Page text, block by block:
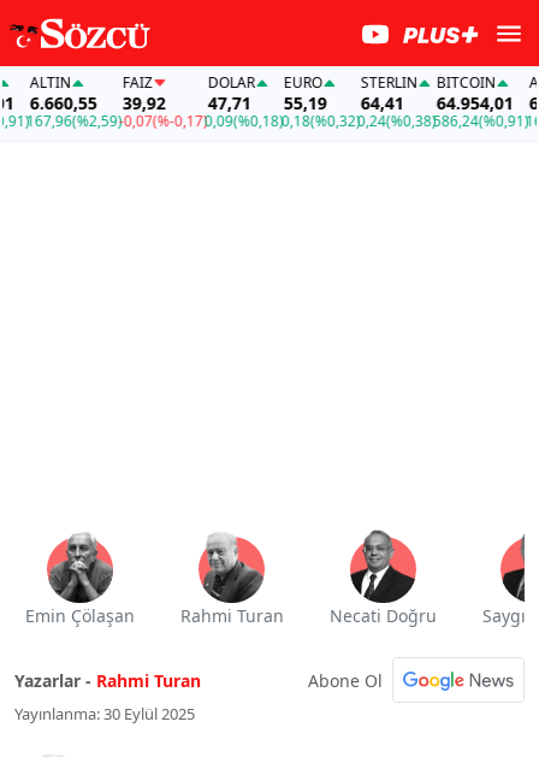
(%2,59)
FAİZ
39,92
-0,07(%-0,17)
DOLAR
47,71
0,09(%0,18)
EURO
55,19
0,18(%0,32)
STERLIN
64,41
0,24(%0,38)
BITCOIN
64.954,01
586,24(%0,91)
ALTIN
167,96
Emin Çölaşan Rahmi Turan Necati Doğru Saygı
Yazarlar - Rahmi Turan Abone Ol
Yayınlanma: 30 Eylül 2025